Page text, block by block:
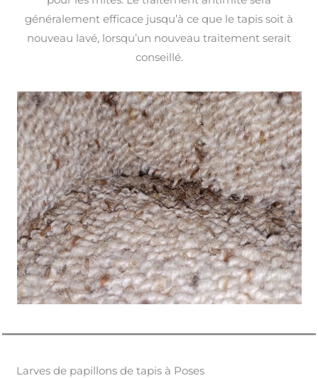
généralement efficace jusqu’à ce que le tapis soit à
nouveau lavé, lorsqu’un nouveau traitement serait
conseillé.
Larves de papillons de tapis à Poses